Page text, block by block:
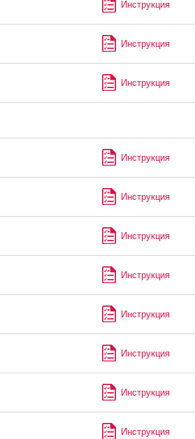
Инструкция
Инструкция
Инструкция
Инструкция
Инструкция
Инструкция
Инструкция
Инструкция
Инструкция
Инструкция
Инструкция